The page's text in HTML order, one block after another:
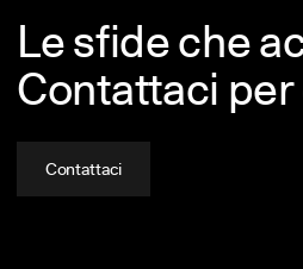
Le sfide che
Contattaci per
Contattaci